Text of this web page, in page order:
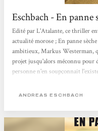
Eschbach - En panne
Edité par L'Atalante, ce thriller
actualité morose ; En panne
ambitieux, Markus Westerman,
projet jusqu'alors méconnu pour
personne n'en soupçonnait
autant mérité son nom. Car la
ANDREAS ESCHBACH